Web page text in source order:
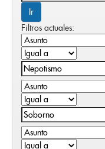
Filtros actuales: